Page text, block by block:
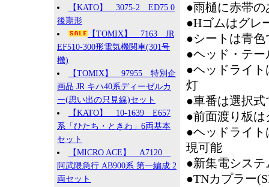
【KATO】 3075-2 ED75 0
後期形
【TOMIX】 7163 JR
EF510-300形電気機関車(301号
機)
【TOMIX】 97955 特別企
画品 JR キハ40系ディーゼルカ
ー(思い出の只見線)セット
【KATO】 10-1639 E657
系「ひたち・ときわ」6両基本
セット
【MICRO ACE】 A7120
阿武隈急行 AB900系 第一編成 2
両セット
●雨樋に赤帯
●Hゴムはグレ
●シートは青色
●ヘッド・テー
●ヘッドライ
灯
●車番は選択
●前面渡り板
●ヘッドライ
現可能
●新集電シス
●TNカプラー